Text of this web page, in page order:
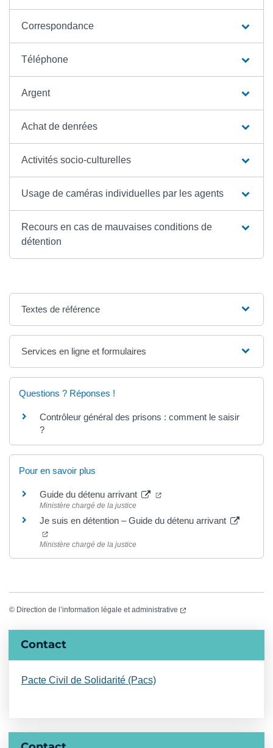
Correspondance
Téléphone
Argent
Achat de denrées
Activités socio-culturelles
Usage de caméras individuelles par les agents
Recours en cas de mauvaises conditions de
détention
Textes de référence
Services en ligne et formulaires
Questions ? Réponses !
Contrôleur général des prisons : comment le saisir
?
Pour en savoir plus
Guide du détenu arrivant (ouverture dans un nouvel
Ministère chargé de la justice
Je suis en détention – Guide du détenu arrivant
(ouverture dans un nouvel onglet)
Ministère chargé de la justice
© Direction de l’information légale et administrative (ouverture dans un
Informations complémentaires
Contact
Pacte Civil de Solidarité (Pacs)